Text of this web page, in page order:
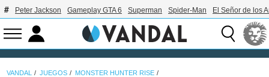
Peter Jackson Gameplay GTA 6 Superman Spider-Man El Señor de los
VANDAL JUEGOS MONSTER HUNTER RISE